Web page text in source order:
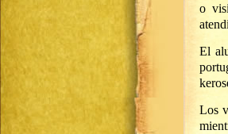
o
El
Los